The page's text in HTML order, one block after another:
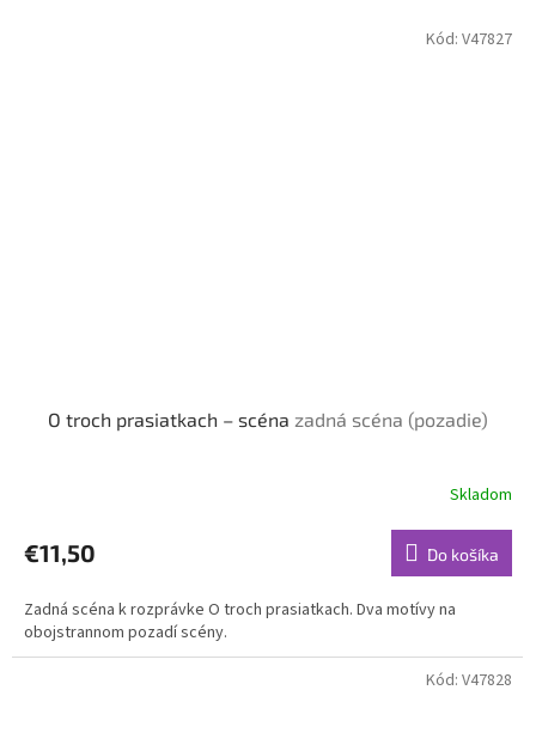
O troch prasiatkach – scéna zadná scéna (pozadie)
Skladom
€11,50 Do košíka
Zadná scéna k rozprávke O troch prasiatkach. Dva motívy na
obojstrannom pozadí scény.
Kód: V47827
Kód: V47828